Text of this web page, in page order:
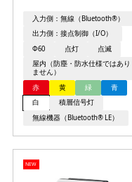
入力側：無線（Bluetooth®）
出力側：接点制御（I/O）
Φ60
点灯
点滅
屋内（防塵・防水仕様ではあり
ません）
赤
黄 緑
青
白
積層信号灯
無線機器（Bluetooth® LE）
NEW